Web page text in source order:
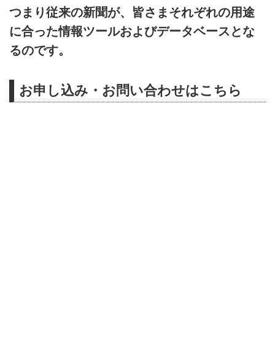
つまり従来の新聞が、皆さまそれぞれの用途
に合った情報ツールおよびデータベースとな
るのです。
お申し込み・お問い合わせはこちら